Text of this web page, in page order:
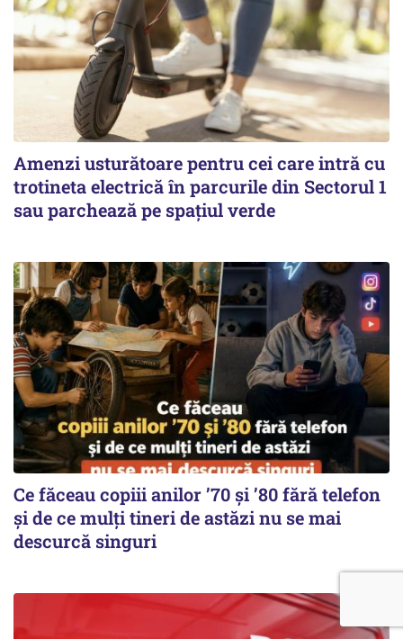
Amenzi usturătoare pentru cei care intră cu
trotineta electrică în parcurile din Sectorul 1
sau parchează pe spațiul verde
Ce făceau copiii anilor ’70 și ’80 fără telefon
și de ce mulți tineri de astăzi nu se mai
descurcă singuri